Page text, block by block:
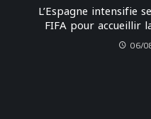
L’Espagne intensifie
FIFA pour accueillir
06/